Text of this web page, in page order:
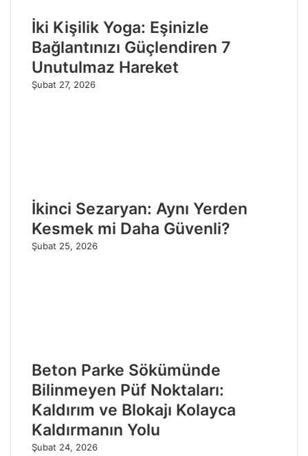
İki Kişilik Yoga: Eşinizle
Bağlantınızı Güçlendiren 7
Unutulmaz Hareket
Şubat 27, 2026
İkinci Sezaryan: Aynı Yerden
Kesmek mi Daha Güvenli?
Şubat 25, 2026
Beton Parke Sökümünde
Bilinmeyen Püf Noktaları:
Kaldırım ve Blokajı Kolayca
Kaldırmanın Yolu
Şubat 24, 2026